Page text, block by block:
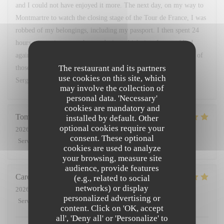
The restaurant and its partners
use cookies on this site, which
may involve the collection of
personal data. 'Necessary'
cookies are mandatory and
installed by default. Other
optional cookies require your
consent. These optional
cookies are used to analyze
your browsing, measure site
audience, provide features
(e.g., related to social
networks) or display
personalized advertising or
content. Click on 'OK, accept
all', 'Deny all' or 'Personalize' to
and I could not have enjoyed it more. The next day, on my way to
Montmartre to watch the closing stage of the Tour de France, I was
robbed of my belongings, including my passport. I then spent 24
hours attempting to get home, during which time I was robbed
again. Nonetheless, my memory of that trip to Paris will not be of
those painful inconveniences but of my wonderful dinner at Le
Sergeant Recruteur. Thank you.
Tom
2026-08-04
- 19:30 - Guests 2
Service
Ambiance: 5/5 Food: 5/5 Value: 5/5
Caroline
2026-08-01
- 20:30 - Guests 5
Service
Ambiance: 5/5 Food: 5/5 Value: 5 /5